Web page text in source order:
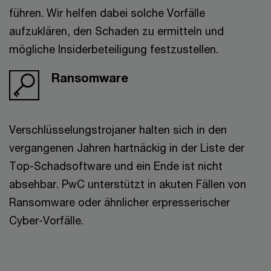
führen. Wir helfen dabei solche Vorfälle
aufzuklären, den Schaden zu ermitteln und
mögliche Insiderbeteiligung festzustellen.
Ransomware
Verschlüsselungstrojaner halten sich in den
vergangenen Jahren hartnäckig in der Liste der
Top-Schadsoftware und ein Ende ist nicht
absehbar. PwC unterstützt in akuten Fällen von
Ransomware oder ähnlicher erpresserischer
Cyber-Vorfälle.